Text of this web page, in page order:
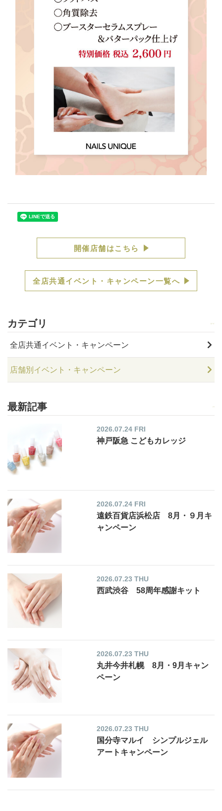
開催店舗はこちら
全店共通イベント・キャンペーン一覧へ
カテゴリ
全店共通イベント・キャンペーン
店舗別イベント・キャンペーン
最新記事
2026.07.24 FRI
神戸阪急 こどもカレッジ
2026.07.24 FRI
遠鉄百貨店浜松店 8月・９月キ
ャンペーン
2026.07.23 THU
西武渋谷 58周年感謝キット
2026.07.23 THU
丸井今井札幌 8月・9月キャン
ペーン
2026.07.23 THU
国分寺マルイ シンプルジェル
アートキャンペーン